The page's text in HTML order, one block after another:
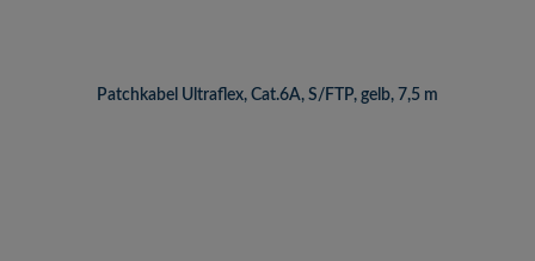
Patchkabel Ultraflex, Cat.6A, S/FTP, gelb, 7,5 m